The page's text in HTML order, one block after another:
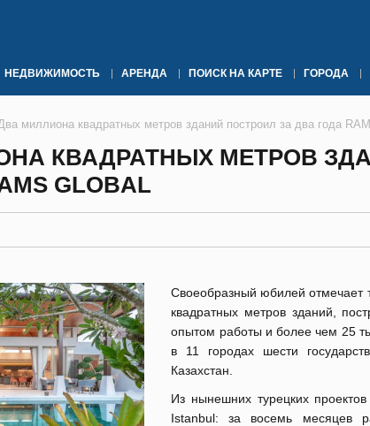
НЕДВИЖИМОСТЬ АРЕНДА ПОИСК НА КАРТЕ ГОРОДА
миллиона квадратных метров зданий построил за два года
КВАДРАТНЫХ МЕТРОВ
GLOBAL
Своеобразный юбилей отмечает
квадратных метров зданий,
опытом работы и более чем 25
в 11 городах шести
Казахстан.
Из нынешних турецких
Istanbul: за восемь месяцев